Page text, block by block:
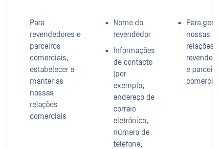
Para
revendedores e
parceiros
comerciais,
estabelecer e
manter as
nossas
relações
comerciais
Nome do
revendedor
Informações
de contacto
(por
exemplo,
endereço de
correio
eletrónico,
número de
telefone,
Para
nossas
relações
e